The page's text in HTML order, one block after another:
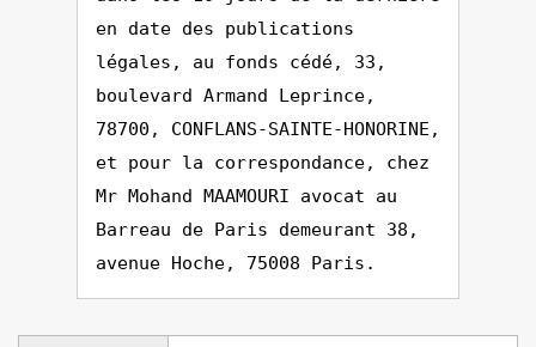
en date des publications
légales, au fonds cédé, 33,
boulevard Armand Leprince,
78700, CONFLANS-SAINTE-HONORINE,
et pour la correspondance, chez
Mr Mohand MAAMOURI avocat au
Barreau de Paris demeurant 38,
avenue Hoche, 75008 Paris.